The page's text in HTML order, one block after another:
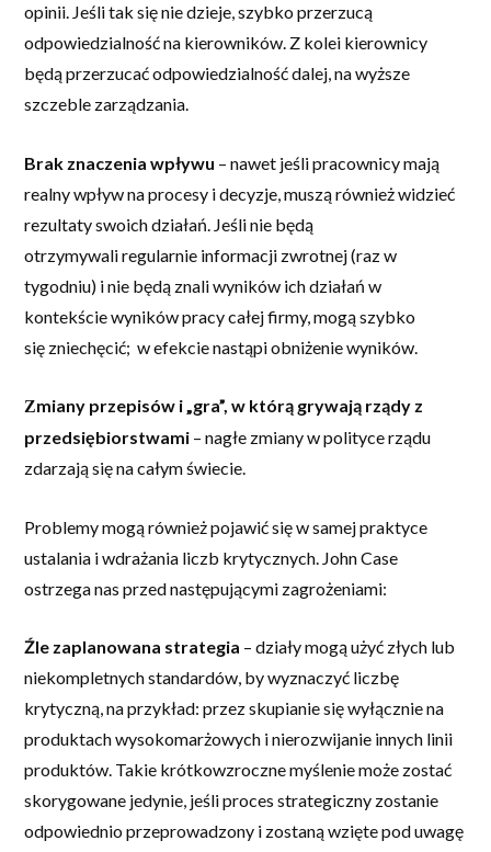
opinii. Jeśli tak się nie dzieje, szybko przerzucą
odpowiedzialność na kierowników. Z kolei kierownicy
będą przerzucać odpowiedzialność dalej, na wyższe
szczeble zarządzania.
Brak znaczenia wpływu – nawet jeśli pracownicy mają
realny wpływ na procesy i decyzje, muszą również widzieć
rezultaty swoich działań. Jeśli nie będą
otrzymywali regularnie informacji zwrotnej (raz w
tygodniu) i nie będą znali wyników ich działań w
kontekście wyników pracy całej firmy, mogą szybko
się zniechęcić; w efekcie nastąpi obniżenie wyników.
Zmiany przepisów i „gra”, w którą grywają rządy z
przedsiębiorstwami – nagłe zmiany w polityce rządu
zdarzają się na całym świecie.
Problemy mogą również pojawić się w samej praktyce
ustalania i wdrażania liczb krytycznych. John Case
ostrzega nas przed następującymi zagrożeniami:
Źle zaplanowana strategia – działy mogą użyć złych lub
niekompletnych standardów, by wyznaczyć liczbę
krytyczną, na przykład: przez skupianie się wyłącznie na
produktach wysokomarżowych i nierozwijanie innych linii
produktów. Takie krótkowzroczne myślenie może zostać
skorygowane jedynie, jeśli proces strategiczny zostanie
odpowiednio przeprowadzony i zostaną wzięte pod uwagę